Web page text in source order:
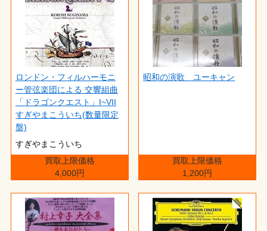
ロンドン・フィルハーモニ
ー管弦楽団による 交響組曲
「ドラゴンクエスト」I~VII
すぎやまこういち(数量限定
盤)
すぎやまこういち
買取上限価格
4,000円
昭和の演歌 ユーキャン
買取上限価格
1,200円